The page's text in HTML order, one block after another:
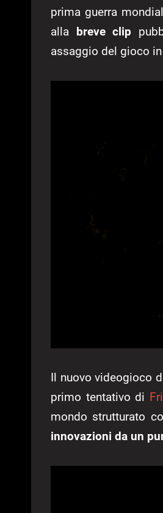
prima guerra
alla breve clip
assaggio del gioco
Il nuovo videogioco
primo tentativo di
mondo strutturato
innovazioni da un